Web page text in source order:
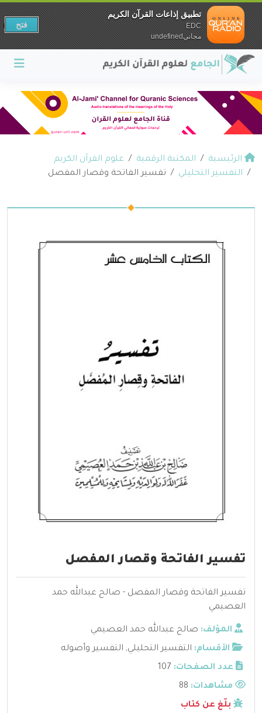
الرئيسية المكتبة الرقمية
علوم القرآن الكريم
التفسير التحليلي
تفسير الفاتحة وقصار المفصل
تفسير الفاتحة وقصار المفصل
تفسير الفاتحة وقصار المفصل - صالح عبدالله حمد
العصيمي
المؤلف: صالح عبدالله حمد العصيمي
الأقسام: التفسير التحليلي, التفسير وأصوله
عدد الصفحات: 107
مشاهدات:
بلّغ عن كتاب
تطبيق إذاعات القرآن الكريم
EDC
مجانيundefined
فتح